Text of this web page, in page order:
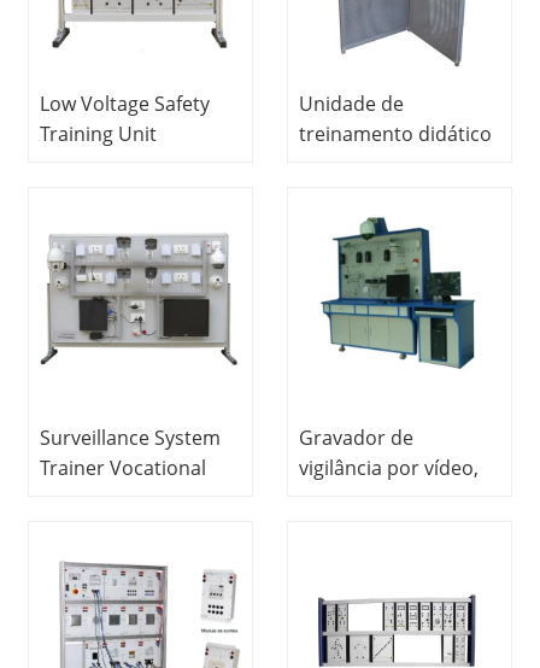
Low Voltage Safety
Training Unit
Engineering Lab
Equipment
Unidade de
treinamento didático
de ensino de
educação para
laboratório escolar,
kit de treinamento
eletrônico
Surveillance System
Trainer Vocational
Electrical Laboratory
Equipment
Gravador de
vigilância por vídeo,
escolar, instrutor
automático elétrico